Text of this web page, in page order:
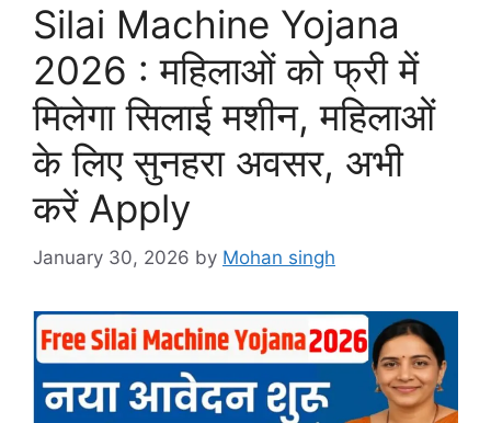
Silai Machine Yojana
2026 : महिलाओं को फ्री में
मिलेगा सिलाई मशीन, महिलाओं
के लिए सुनहरा अवसर, अभी
करें Apply
January 30, 2026 by Mohan singh